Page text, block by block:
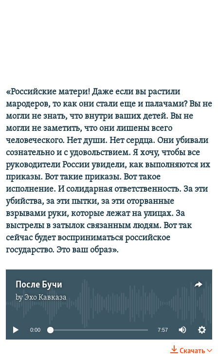
«Российские матери! Даже если вы растили
мародеров, то как они стали еще и палачами? Вы не
могли не знать, что внутри ваших детей. Вы не
могли не заметить, что они лишены всего
человеческого. Нет души. Нет сердца. Они убивали
сознательно и с удовольствием. Я хочу, чтобы все
руководители России увидели, как выполняются их
приказы. Вот такие приказы. Вот такое
исполнение. И солидарная ответственность. За эти
убийства, за эти пытки, за эти оторванные
взрывами руки, которые лежат на улицах. За
выстрелы в затылок связанным людям. Вот так
сейчас будет восприниматься российское
государство. Это ваш образ».
После Бучи
by Эхо Кавказа
0:00 7:57
Скачать